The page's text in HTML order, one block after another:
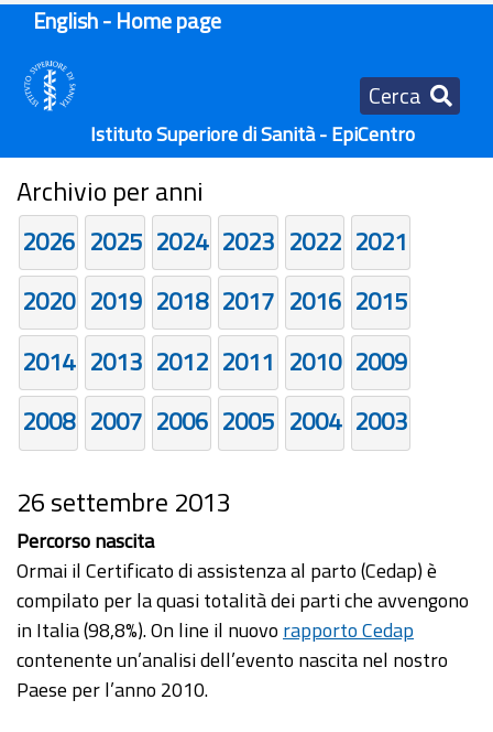
English - Home page
Cerca
Istituto Superiore di Sanità - EpiCentro
Archivio per anni
2026 2025 2024 2023 2022 2021
2020 2019 2018 2017 2016 2015
2014 2013 2012 2011 2010 2009
2008 2007 2006 2005 2004 2003
26 settembre 2013
Percorso nascita
Ormai il Certificato di assistenza al parto (Cedap) è
compilato per la quasi totalità dei parti che avvengono
in Italia (98,8%). On line il nuovo rapporto Cedap
contenente un’analisi dell’evento nascita nel nostro
Paese per l’anno 2010.